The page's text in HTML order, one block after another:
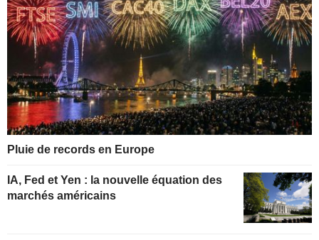
Pluie de records en Europe
IA, Fed et Yen : la nouvelle équation des
marchés américains